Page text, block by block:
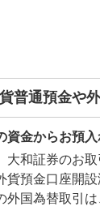
普通預金や
資金からお預
大和証券のお
貨預金口座開
外国為替取引